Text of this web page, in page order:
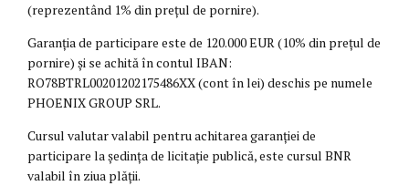
(reprezentând 1% din prețul de pornire).
Garanția de participare este de 120.000 EUR (10% din prețul de
pornire) și se achită în contul IBAN:
RO78BTRL00201202175486XX (cont în lei) deschis pe numele
PHOENIX GROUP SRL.
Cursul valutar valabil pentru achitarea garanției de
participare la ședința de licitație publică, este cursul BNR
valabil în ziua plății.